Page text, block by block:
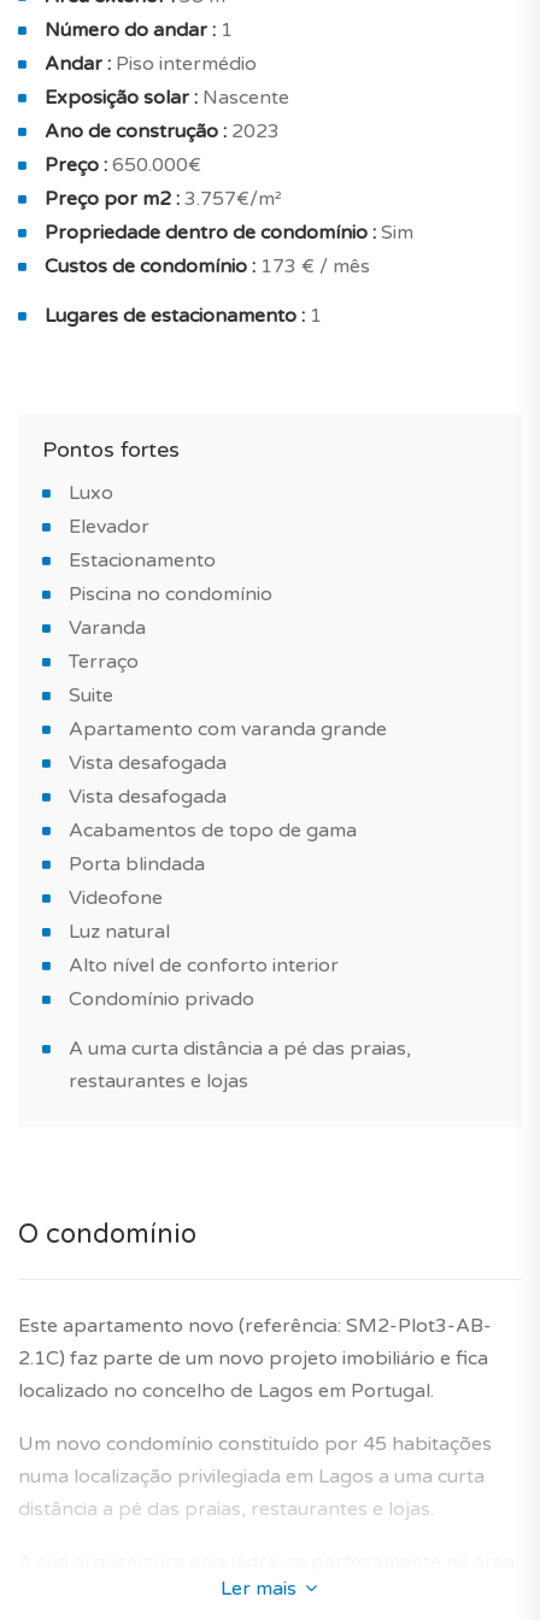
acabamentos de topo de gama : piso radiante, ar
condicionado, vidros duplos, isolamento reforçado,
habitação energeticamente eficiente, painéis solares e
integralmente eléctrico.
Vendido com 1 estacionamento individual.
Não perca a oportunidade de comprar este imóvel
novo no concelho de Lagos, num empreendimento
exclusividade e conforto!
Número do andar : 1
Andar : Piso intermédio
Exposição solar : Nascente
Ano de construção : 2023
Preço : 650.000€
Preço por m2 : 3.757€/m²
Propriedade dentro de condomínio : Sim
Custos de condomínio : 173 € / mês
Lugares de estacionamento : 1
Pontos fortes
Luxo
Elevador
Estacionamento
Piscina no condomínio
Varanda
Terraço
Suite
Apartamento com varanda grande
Vista desafogada
Vista desafogada
Acabamentos de topo de gama
Porta blindada
Videofone
Luz natural
Alto nível de conforto interior
Condomínio privado
A uma curta distância a pé das praias,
restaurantes e lojas
O condomínio
Este apartamento novo (referência: SM2-Plot3-AB-
2.1C) faz parte de um novo projeto imobiliário e fica
localizado no concelho de Lagos em Portugal.
Um novo condomínio constituído por 45 habitações
numa localização privilegiada em Lagos a uma curta
distância a pé das praias, restaurantes e lojas.
envolvente e propõe apartamentos novos concebidos
Ler mais